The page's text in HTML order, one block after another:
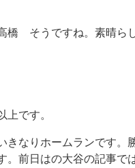
橋 そうですね。素晴らし
以上です。
きなりホームランです。
。前日はの大谷の記事で